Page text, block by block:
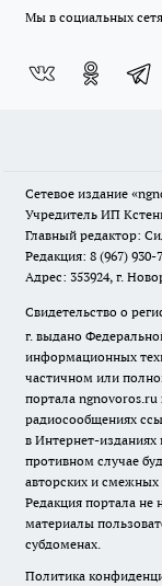
Мы в социальных
Сетевое издание
Учредитель ИП
Главный редактор:
Редакция: 8 (967)
Адрес: 353924, г.
Свидетельство о
г. выдано
информационных
частичном или
портала ngnovoros.ru
радиосообщениях
в Интернет-изданиях
противном случае
авторских и смежных
Редакция портала не
материалы
субдоменах.
Политика